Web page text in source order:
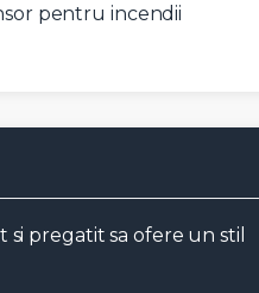
pentru incendii
pregatit sa ofere un stil